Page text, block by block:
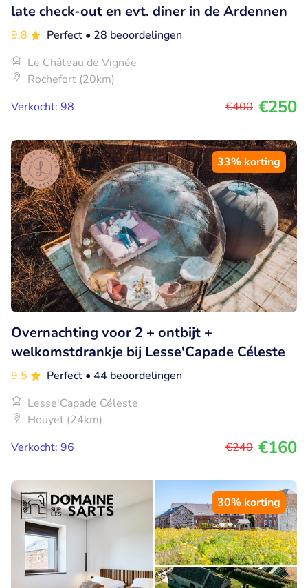
late check-out en evt. diner in de Ardennen
9.8 Perfect • 28 beoordelingen
Le Château de Vignée
Rochefort (20km)
Verkocht: 98
€400 €250
33% korting
Overnachting voor 2 + ontbijt +
welkomstdrankje bij Lesse'Capade Céleste
9.5 Perfect • 44 beoordelingen
Lesse'Capade Céleste
Houyet (24km)
Verkocht: 96
€240 €160
30% korting